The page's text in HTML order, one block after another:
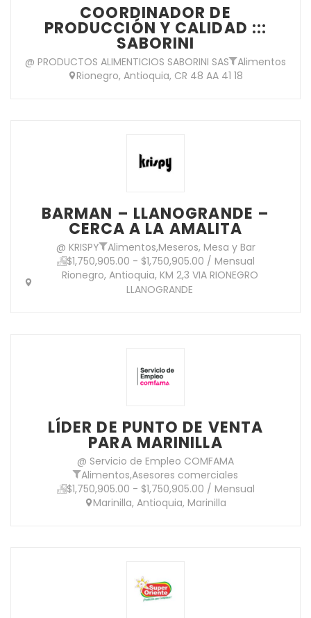
COORDINADOR DE
PRODUCCIÓN Y CALIDAD :::
SABORINI
@ PRODUCTOS ALIMENTICIOS SABORINI SAS
Alimentos
Rionegro, Antioquia, CR 48 AA 41 18
BARMAN – LLANOGRANDE –
CERCA A LA AMALITA
@ KRISPY Alimentos,Meseros, Mesa y Bar
$1,750,905.00 - $1,750,905.00 / Mensual
Rionegro, Antioquia, KM 2,3 VIA RIONEGRO
LLANOGRANDE
LÍDER DE PUNTO DE VENTA
PARA MARINILLA
@ Servicio de Empleo COMFAMA
Alimentos,Asesores comerciales
$1,750,905.00 - $1,750,905.00 / Mensual
Marinilla, Antioquia, Marinilla